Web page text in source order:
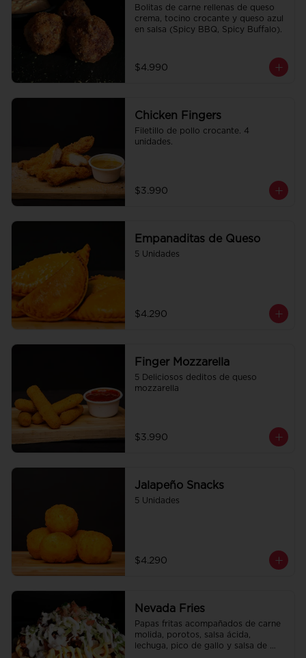
Bolitas de carne rellenas de queso
crema, tocino crocante y queso azul
en salsa (Spicy BBQ, Spicy Buffalo).
$4.990
Chicken Fingers
Filetillo de pollo crocante. 4
unidades.
$3.990
Empanaditas de Queso
5 Unidades
$4.290
Finger Mozzarella
5 Deliciosos deditos de queso
mozzarella
$3.990
Jalapeño Snacks
5 Unidades
$4.290
Nevada Fries
Papas fritas acompañados de carne
molida, porotos, salsa ácida,
lechuga, pico de gallo y salsa de